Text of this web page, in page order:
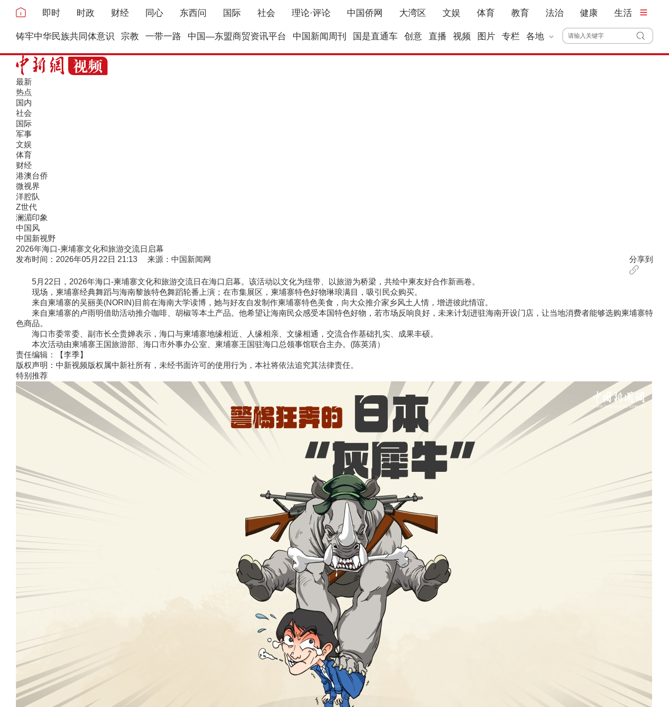
即时 时政 财经 同心 东西问 国际 社会 理论·评论 中国侨网 大湾区 文娱 体育 教育 法治 健康 生活
铸牢中华民族共同体意识 宗教 一带一路 中国—东盟商贸资讯平台 中国新闻周刊 国是直通车 创意 直播 视频 图片 专栏 各地
最新
热点
国内
社会
国际
军事
文娱
体育
财经
港澳台侨
微视界
洋腔队
Z世代
澜湄印象
中国风
中国新视野
2026年海口-柬埔寨文化和旅游交流日启幕
发布时间：2026年05月22日 21:13 来源：中国新闻网
分享到
5月22日，2026年海口-柬埔寨文化和旅游交流日在海口启幕。该活动以文化为纽带、以旅游为桥梁，共绘中柬友好合作新画卷。
现场，柬埔寨经典舞蹈与海南黎族特色舞蹈轮番上演；在市集展区，柬埔寨特色好物琳琅满目，吸引民众购买。
来自柬埔寨的吴丽美(NORIN)目前在海南大学读博，她与好友自发制作柬埔寨特色美食，向大众推介家乡风土人情，增进彼此情谊。
来自柬埔寨的卢雨明借助活动推介咖啡、胡椒等本土产品。他希望让海南民众感受本国特色好物，若市场反响良好，未来计划进驻海南开设门店，让当地消费者能够选购柬埔寨特
色商品。
海口市委常委、副市长仝贵婵表示，海口与柬埔寨地缘相近、人缘相亲、文缘相通，交流合作基础扎实、成果丰硕。
本次活动由柬埔寨王国旅游部、海口市外事办公室、柬埔寨王国驻海口总领事馆联合主办。(陈英清）
责任编辑：【李季】
版权声明：中新视频版权属中新社所有，未经书面许可的使用行为，本社将依法追究其法律责任。
特别推荐